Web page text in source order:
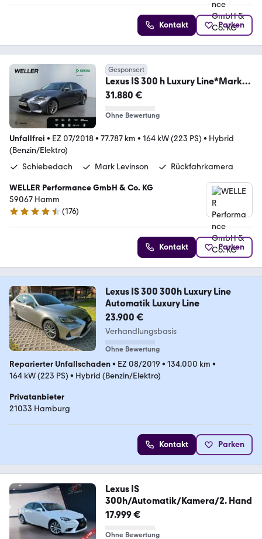
Kontakt Parken
Gesponsert
Lexus IS 300 h Luxury Line*Mark
Levinson*Schiebedach*K
31.880 €
Ohne Bewertung
Unfallfrei • EZ 07/2018• 77.787 km • 164 kW (223 PS) • Hybrid
(Benzin/Elektro)
Schiebedach
Mark Levinson Rückfahrkamera
WELLER Performance GmbH & Co. KG
59067 Hamm
4.6 Sterne
(176)
Kontakt Parken
Lexus IS 300 300h Luxury Line
Automatik Luxury Line
23.900 €
Verhandlungsbasis
Ohne Bewertung
Reparierter Unfallschaden• EZ 08/2019 • 134.000 km •
164 kW (223 PS) • Hybrid (Benzin/Elektro)
Privatanbieter
21033 Hamburg
Kontakt Parken
Lexus IS
300h/Automatik/Kamera/2. Hand
17.999 €
Ohne Bewertung